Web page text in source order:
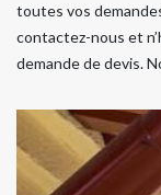
toutes vos
contactez-nous et
demande de devis.